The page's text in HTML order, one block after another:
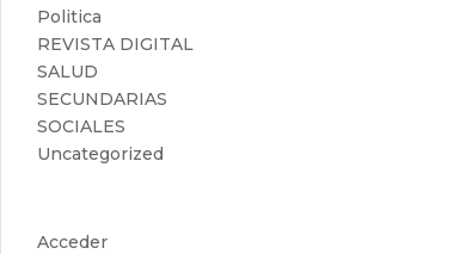
Politica
REVISTA DIGITAL
SALUD
SECUNDARIAS
SOCIALES
Uncategorized
Acceder